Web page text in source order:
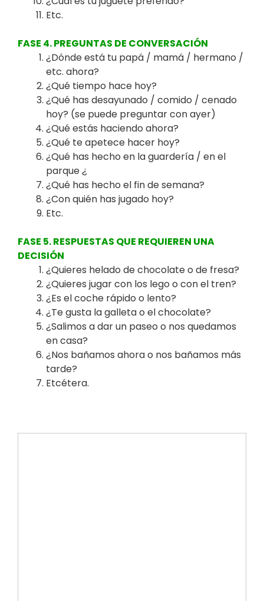
Etc.
FASE 4. PREGUNTAS DE CONVERSACIÓN
¿Dónde está tu papá / mamá / hermano /
etc. ahora?
¿Qué tiempo hace hoy?
¿Qué has desayunado / comido / cenado
hoy? (se puede preguntar con ayer)
¿Qué estás haciendo ahora?
¿Qué te apetece hacer hoy?
¿Qué has hecho en la guardería / en el
parque ¿
¿Qué has hecho el fin de semana?
¿Con quién has jugado hoy?
Etc.
FASE 5. RESPUESTAS QUE REQUIEREN UNA
DECISIÓN
¿Quieres helado de chocolate o de fresa?
¿Quieres jugar con los lego o con el tren?
¿Es el coche rápido o lento?
¿Te gusta la galleta o el chocolate?
¿Salimos a dar un paseo o nos quedamos
en casa?
¿Nos bañamos ahora o nos bañamos más
tarde?
Etcétera.